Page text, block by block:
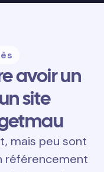
avoir un
site
mais peu sont
référencement